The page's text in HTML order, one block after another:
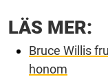
LÄS MER:
Bruce Willis
honom